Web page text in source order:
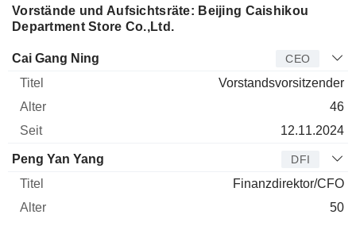
Vorstände und Aufsichtsräte: Beijing Caishikou
Department Store Co.,Ltd.
Manager Titel
Cai Gang Ning CEO
Vorstandsvorsitzender
46
12.11.2024
Peng Yan Yang DFI
Finanzdirektor/CFO
50